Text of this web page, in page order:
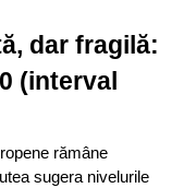
dar fragilă:
(interval
rămâne
sugera nivelurile